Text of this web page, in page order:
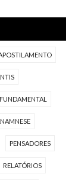
PENSADORES
RELATÓRIOS